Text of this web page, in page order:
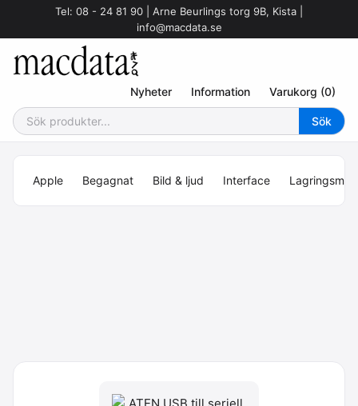
Tel: 08 - 24 81 90 | Arne Beurlings torg 9B, Kista |
info@macdata.se
Nyheter Information Varukorg (0)
Apple Begagnat Bild & ljud Interface